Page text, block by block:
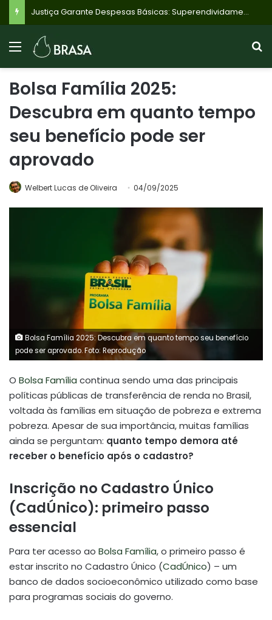
Bolsa Família 2025:
Descubra em quanto tempo
seu benefício pode ser
aprovado
Welbert Lucas de Oliveira 04/09/2025
Bolsa Família 2025: Descubra em quanto tempo seu benefício
pode ser aprovado. Foto: Reprodução
O Bolsa Família continua sendo uma das principais
políticas públicas de transferência de renda no Brasil,
voltada às famílias em situação de pobreza e extrema
pobreza. Apesar de sua importância, muitas famílias
ainda se perguntam: quanto tempo demora até
receber o benefício após o cadastro?
Inscrição no Cadastro Único
(CadÚnico): primeiro passo
essencial
Para ter acesso ao Bolsa Família, o primeiro passo é
estar inscrito no Cadastro Único (CadÚnico) – um
banco de dados socioeconômico utilizado como base
para programas sociais do governo.